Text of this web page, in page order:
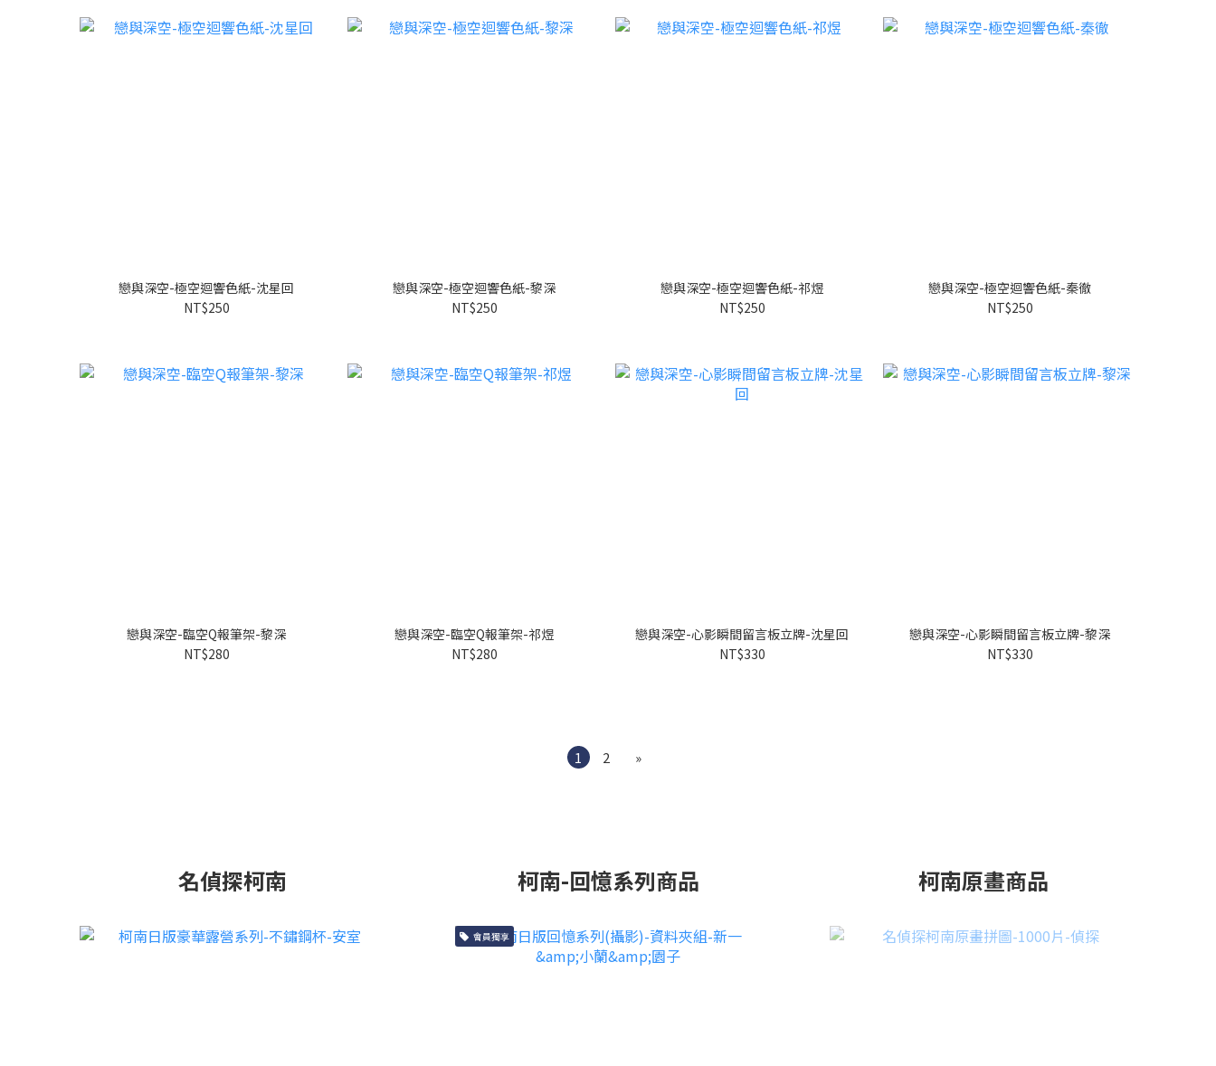
戀與深空-極空迴響色紙-沈星回
NT$250
戀與深空-極空迴響色紙-黎深
NT$250
戀與深空-極空迴響色紙-祁煜
NT$250
戀與深空-極空迴響色紙-秦徹
NT$250
戀與深空-臨空Q報筆架-黎深
NT$280
戀與深空-臨空Q報筆架-祁煜
NT$280
戀與深空-心影瞬間留言板立牌-沈星回
NT$330
戀與深空-心影瞬間留言板立牌-黎深
NT$330
1 2 »
名偵探柯南 柯南-回憶系列商品
會員獨享
柯南原畫商品